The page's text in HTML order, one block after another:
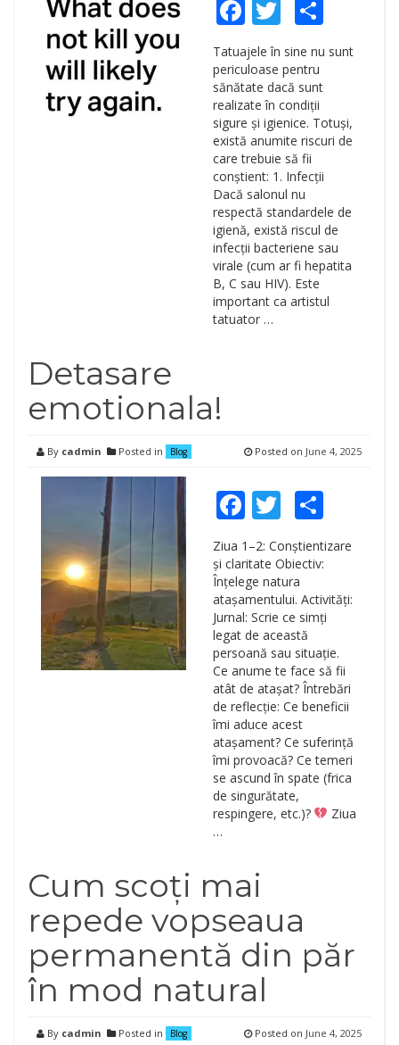
Facebook
TwitterShare
Tatuajele în sine nu sunt
periculoase pentru
sănătate dacă sunt
realizate în condiții
sigure și igienice. Totuși,
există anumite riscuri de
care trebuie să fii
conștient: 1. Infecții
Dacă salonul nu
respectă standardele de
igienă, există riscul de
infecții bacteriene sau
virale (cum ar fi hepatita
B, C sau HIV). Este
important ca artistul
tatuator …
Detasare
emotionala!
By cadmin Posted in Blog Posted on June 4, 2025
Facebook
TwitterShare
Ziua 1–2: Conștientizare
și claritate Obiectiv:
Înțelege natura
atașamentului. Activități:
Jurnal: Scrie ce simți
legat de această
persoană sau situație.
Ce anume te face să fii
atât de atașat? Întrebări
de reflecție: Ce beneficii
îmi aduce acest
atașament? Ce suferință
îmi provoacă? Ce temeri
se ascund în spate (frica
de singurătate,
respingere, etc.)?
Ziua
…
Cum scoți mai
repede vopseaua
permanentă din păr
în mod natural
By cadmin Posted in Blog Posted on June 4, 2025